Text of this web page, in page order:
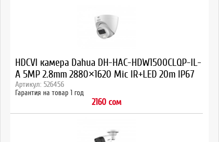
HDCVI камера Dahua DH-HAC-HDW1500CLQP-IL-
A 5MP 2.8mm 2880×1620 Mic IR+LED 20m IP67
Артикул: 526456
Гарантия на товар 1 год
2160 сом